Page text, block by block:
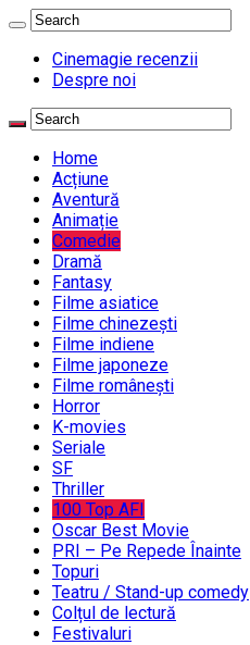
Cinemagie recenzii
Despre noi
Home
Acțiune
Aventură
Animație
Comedie
Dramă
Fantasy
Filme asiatice
Filme chinezești
Filme indiene
Filme japoneze
Filme românești
Horror
K-movies
Seriale
SF
Thriller
100 Top AFI
Oscar Best Movie
PRI – Pe Repede Înainte
Topuri
Teatru / Stand-up comedy
Colțul de lectură
Festivaluri